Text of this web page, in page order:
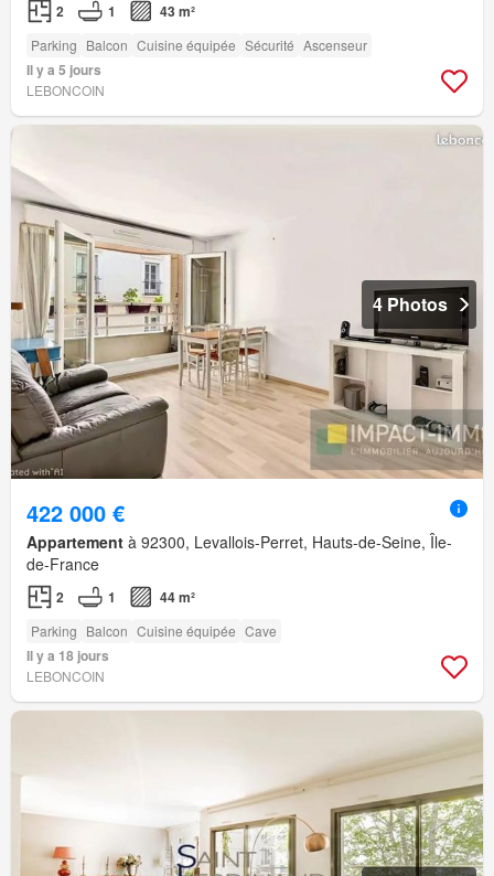
2 1 43 m²
Parking Balcon Cuisine équipée Sécurité Ascenseur
Il y a 5 jours
LEBONCOIN
4 Photos
422 000 €
Appartement à 92300, Levallois-Perret, Hauts-de-Seine, Île-
de-France
2 1 44 m²
Parking Balcon Cuisine équipée Cave
Il y a 18 jours
LEBONCOIN